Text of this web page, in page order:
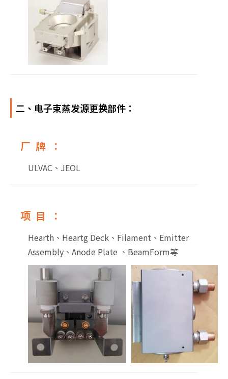
二、电子束蒸发源更换部件：
厂牌：
ULVAC、JEOL
项目：
Hearth、Heartg Deck、Filament、Emitter
Assembly、Anode Plate 、BeamForm等